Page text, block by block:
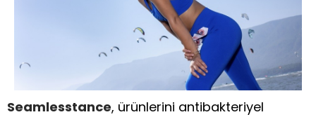
Seamlesstance, ürünlerini antibakteriyel